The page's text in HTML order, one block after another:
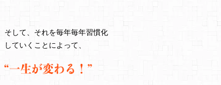
そして、それを毎年毎年習慣化
していくことによって、